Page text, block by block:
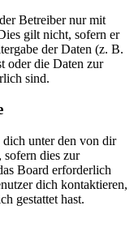
Betreiber nur mit
gilt nicht, sofern er
der Daten (z. B.
oder die Daten zur
sind.
dich unter den von dir
sofern dies zur
Board erforderlich
dich kontaktieren,
gestattet hast.